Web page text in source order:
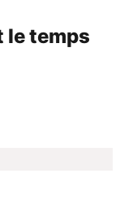
le temps